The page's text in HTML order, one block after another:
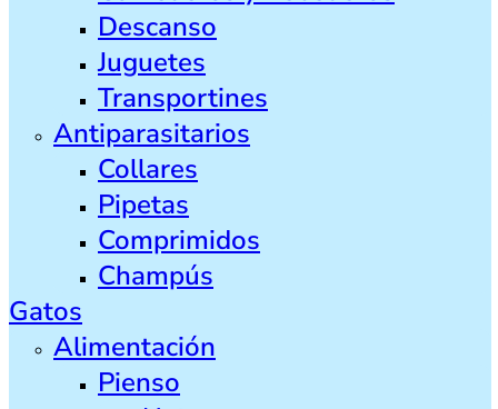
Descanso
Juguetes
Transportines
Antiparasitarios
Collares
Pipetas
Comprimidos
Champús
Gatos
Alimentación
Pienso